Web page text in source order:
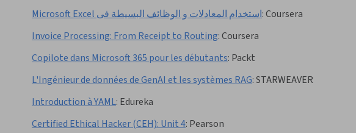
Microsoft Excel استخدام المعادلات و الوظائف البسيطة فى:Coursera
Invoice Processing: From Receipt to Routing:Coursera
Copilote dans Microsoft 365 pour les débutants: Packt
L'Ingénieur de données de GenAI et les systèmes RAG:STARWEAVER
Introduction à YAML: Edureka
Certified Ethical Hacker (CEH): Unit 4: Pearson